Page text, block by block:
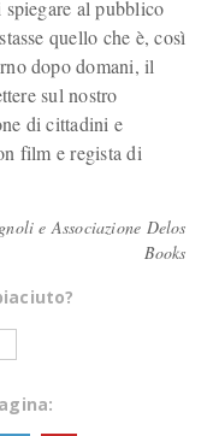
al pubblico
quello che è, così
dopo domani, il
sul nostro
di cittadini e
film e regista di
e Associazione Delos
Books